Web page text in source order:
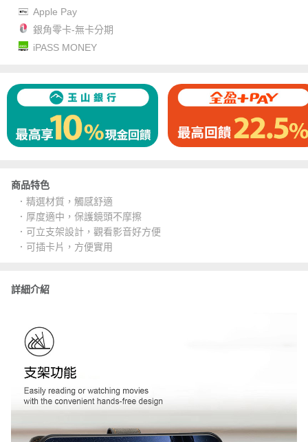
Apple Pay
銀角零卡-無卡分期
iPASS MONEY
商品特色
．精選材質，觸感舒適
．厚度適中，保護鏡頭不摩擦
．可立支架設計，觀看影音好方便
．可插卡片，方便實用
詳細介紹